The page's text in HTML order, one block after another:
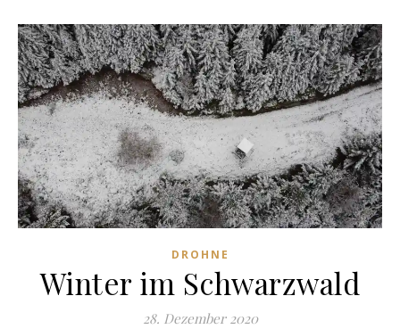
DROHNE
Winter im Schwarzwald
28. Dezember 2020